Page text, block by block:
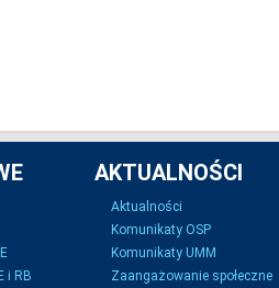
i RB
AKTUALNOŚCI
Aktualności
Komunikaty OSP
Komunikaty UMM
Zaangażowanie społeczne